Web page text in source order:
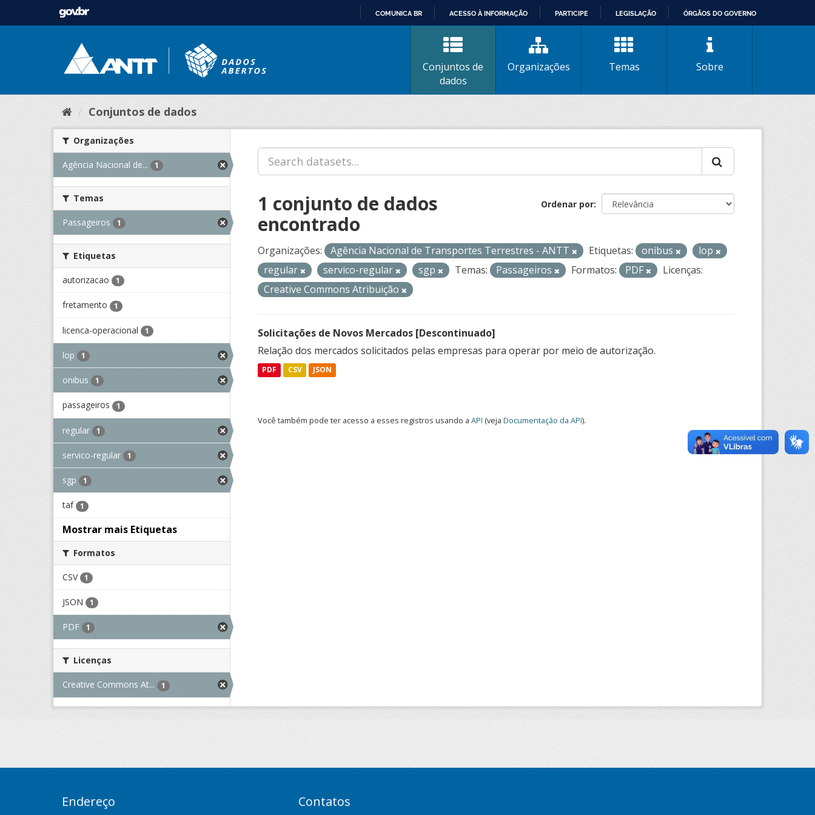
CONTEÚDO
COMUNICA BR ACESSO À INFORMAÇÃO PARTICIPE LEGISLAÇÃO ÓRGÃOS DO GOVERNO
Conjuntos de
dados
Organizações Temas Sobre
Conjuntos de dados
Organizações
Agência Nacional de... 1
Temas
Passageiros 1
Etiquetas
autorizacao 1
fretamento 1
licenca-operacional 1
lop 1
onibus 1
passageiros 1
regular 1
servico-regular 1
sgp 1
taf 1
Mostrar mais Etiquetas
Formatos
CSV 1
JSON 1
PDF 1
Licenças
Creative Commons At... 1
Ordenar por
1 conjunto de dados
encontrado
Organizações: Agência Nacional de Transportes Terrestres - ANTT Etiquetas: onibus
lop
regular
servico-regular sgp Temas: Passageiros Formatos: PDF
Licenças:
Creative Commons Atribuição
Solicitações de Novos Mercados [Descontinuado]
Relação dos mercados solicitados pelas empresas para operar por meio de autorização.
PDF CSV JSON
Você também pode ter acesso a esses registros usando a API (veja Documentação da API).
Endereço Contatos